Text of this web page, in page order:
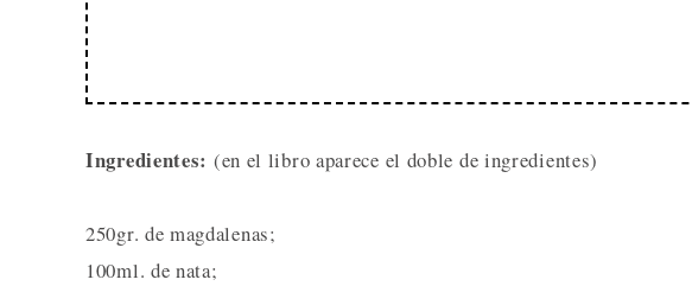
Ingredientes: (en el libro aparece el doble de ingredientes)
250gr. de magdalenas;
100ml. de nata;